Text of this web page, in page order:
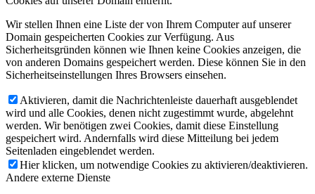
Wir stellen Ihnen eine Liste der von Ihrem Computer auf unserer
Domain gespeicherten Cookies zur Verfügung. Aus
Sicherheitsgründen können wie Ihnen keine Cookies anzeigen, die
von anderen Domains gespeichert werden. Diese können Sie in den
Sicherheitseinstellungen Ihres Browsers einsehen.
Aktivieren, damit die Nachrichtenleiste dauerhaft ausgeblendet
wird und alle Cookies, denen nicht zugestimmt wurde, abgelehnt
werden. Wir benötigen zwei Cookies, damit diese Einstellung
gespeichert wird. Andernfalls wird diese Mitteilung bei jedem
Seitenladen eingeblendet werden.
Hier klicken, um notwendige Cookies zu aktivieren/deaktivieren.
Andere externe Dienste